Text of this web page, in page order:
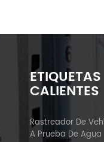
ETIQUETAS
CALIENTES
Rastreador De
A Prueba De Agua